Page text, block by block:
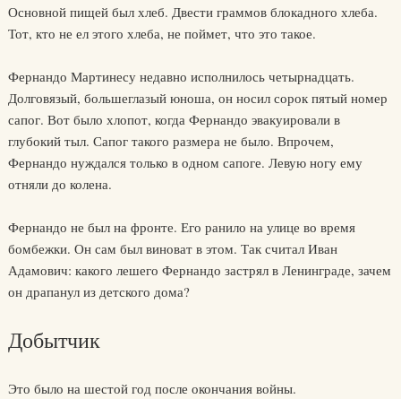
Основной пищей был хлеб. Двести граммов блокадного хлеба.
Тот, кто не ел этого хлеба, не поймет, что это такое.
Фернандо Мартинесу недавно исполнилось четырнадцать.
Долговязый, большеглазый юноша, он носил сорок пятый номер
сапог. Вот было хлопот, когда Фернандо эвакуировали в
глубокий тыл. Сапог такого размера не было. Впрочем,
Фернандо нуждался только в одном сапоге. Левую ногу ему
отняли до колена.
Фернандо не был на фронте. Его ранило на улице во время
бомбежки. Он сам был виноват в этом. Так считал Иван
Адамович: какого лешего Фернандо застрял в Ленинграде, зачем
он драпанул из детского дома?
Добытчик
Это было на шестой год после окончания войны.